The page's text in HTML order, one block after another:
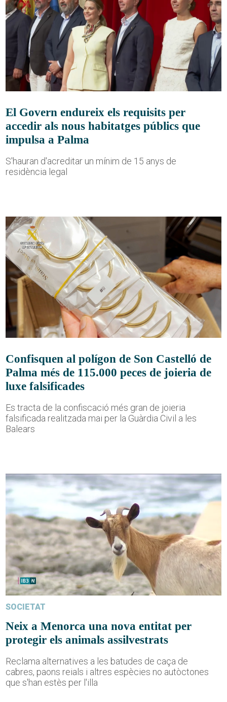
El Govern endureix els requisits per
accedir als nous habitatges públics que
impulsa a Palma
S'hauran d'acreditar un mínim de 15 anys de
residència legal
Confisquen al polígon de Son Castelló de
Palma més de 115.000 peces de joieria de
luxe falsificades
Es tracta de la confiscació més gran de joieria
falsificada realitzada mai per la Guàrdia Civil a les
Balears
SOCIETAT
Neix a Menorca una nova entitat per
protegir els animals assilvestrats
Reclama alternatives a les batudes de caça de
cabres, paons reials i altres espècies no autòctones
que s'han estès per l'illa